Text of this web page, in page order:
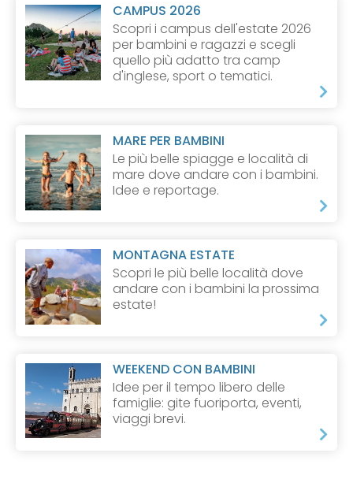
CAMPUS 2026
Scopri i campus dell'estate 2026
per bambini e ragazzi e scegli
quello più adatto tra camp
d'inglese, sport o tematici.
MARE PER BAMBINI
Le più belle spiagge e località di
mare dove andare con i bambini.
Idee e reportage.
MONTAGNA ESTATE
Scopri le più belle località dove
andare con i bambini la prossima
estate!
WEEKEND CON BAMBINI
Idee per il tempo libero delle
famiglie: gite fuoriporta, eventi,
viaggi brevi.